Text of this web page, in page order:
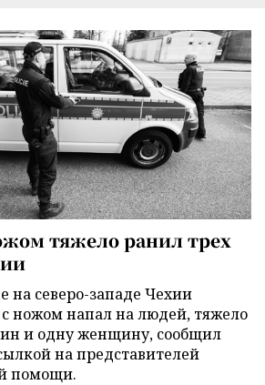
тяжело ранил трех
на северо-западе Чехии
ножом напал на людей, тяжело
и одну женщину, сообщил
на представителей
помощи.